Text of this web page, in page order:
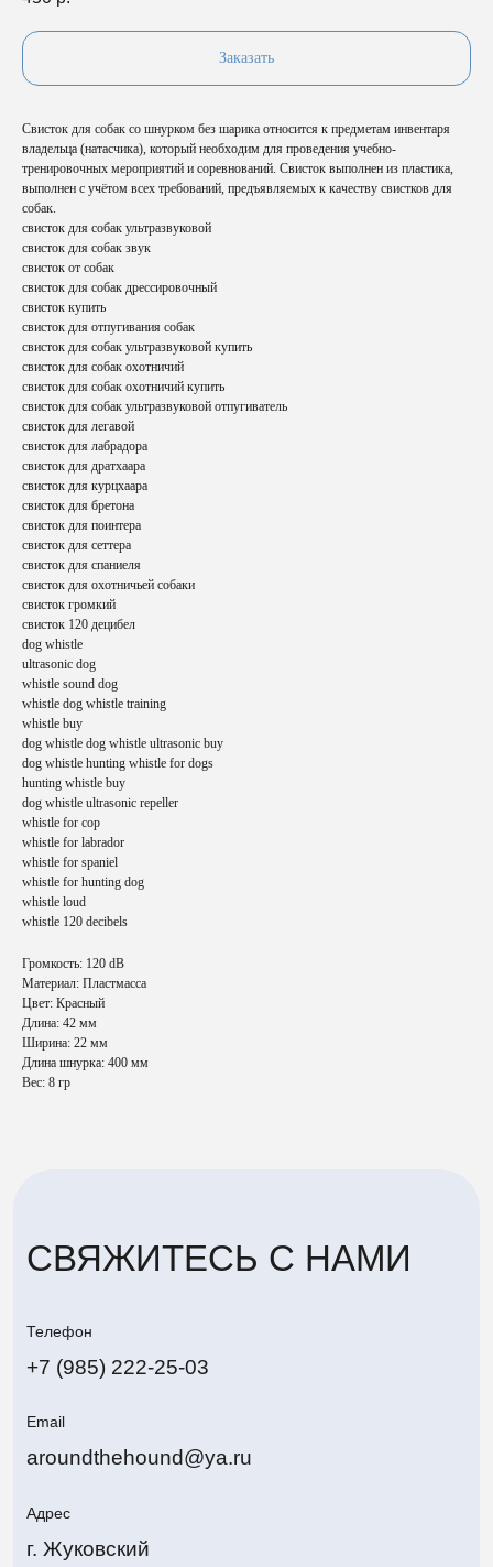
Заказать
Свисток для собак со шнурком без шарика относится к предметам инвентаря
владельца (натасчика), который необходим для проведения учебно-
тренировочных мероприятий и соревнований. Свисток выполнен из пластика,
выполнен с учётом всех требований, предъявляемых к качеству свистков для
собак.
свисток для собак ультразвуковой
свисток для собак звук
свисток от собак
свисток для собак дрессировочный
свисток купить
свисток для отпугивания собак
свисток для собак ультразвуковой купить
свисток для собак охотничий
свисток для собак охотничий купить
свисток для собак ультразвуковой отпугиватель
свисток для легавой
свисток для лабрадора
свисток для дратхаара
свисток для курцхаара
свисток для бретона
свисток для поинтера
свисток для сеттера
свисток для спаниеля
свисток для охотничьей собаки
свисток громкий
свисток 120 децибел
dog whistle
ultrasonic dog
whistle sound dog
whistle dog whistle training
whistle buy
dog whistle dog whistle ultrasonic buy
dog whistle hunting whistle for dogs
hunting whistle buy
dog whistle ultrasonic repeller
whistle for cop
whistle for labrador
whistle for spaniel
whistle for hunting dog
whistle loud
whistle 120 decibels
Громкость: 120 dВ
Материал: Пластмасса
Цвет: Красный
Длина: 42 мм
Ширина: 22 мм
Длина шнурка: 400 мм
Вес: 8 гр
СВЯЖИТЕСЬ С НАМИ
Телефон
Email
aroundthehound@ya.ru
+7 (985) 222-25-03
Around The Hound